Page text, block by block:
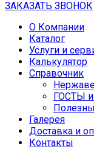
ЗАКАЗАТЬ ЗВОНОК
О Компании
Каталог
Услуги и
Калькулятор
Справочник
ГОСТЫ
Галерея
Доставка и
Контакты